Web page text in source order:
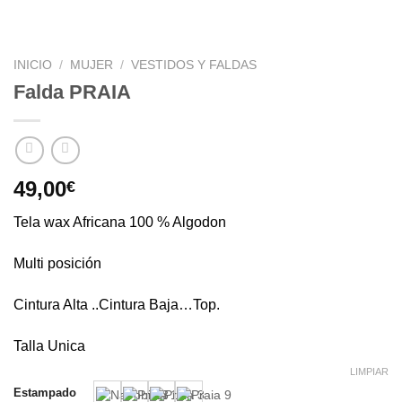
INICIO / MUJER / VESTIDOS Y FALDAS
Falda PRAIA
49,00€
Tela wax Africana 100 % Algodon
Multi posición
Cintura Alta ..Cintura Baja…Top.
Talla Unica
Estampado
LIMPIAR